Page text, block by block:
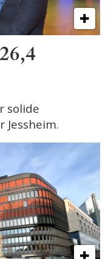
solide